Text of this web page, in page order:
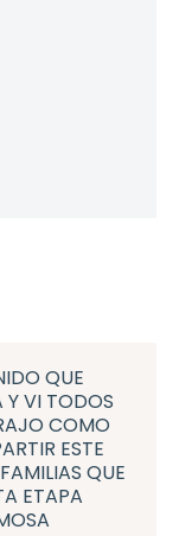
QUE
Y VI TODOS
COMO
ESTE
QUE
ETAPA